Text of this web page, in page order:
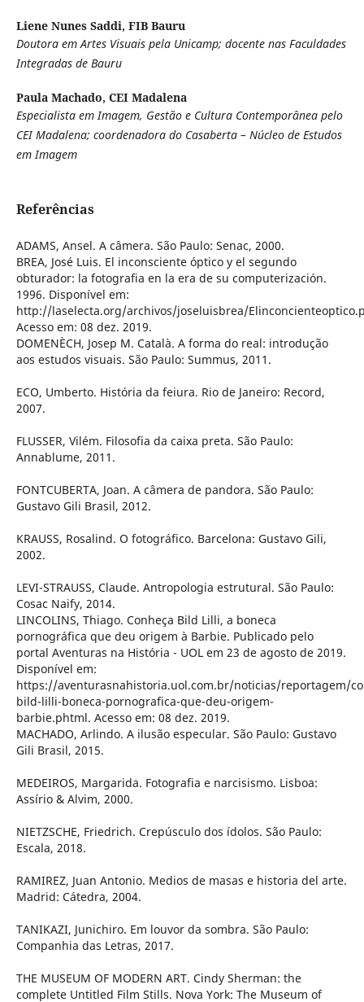
Liene Nunes Saddi, FIB Bauru
Doutora em Artes Visuais pela Unicamp; docente nas Faculdades
Integradas de Bauru
Paula Machado, CEI Madalena
Especialista em Imagem, Gestão e Cultura Contemporânea pelo
CEI Madalena; coordenadora do Casaberta – Núcleo de Estudos
em Imagem
Referências
ADAMS, Ansel. A câmera. São Paulo: Senac, 2000.
BREA, José Luis. El inconsciente óptico y el segundo
obturador: la fotografia en la era de su computerización.
1996. Disponível em:
http://laselecta.org/archivos/joseluisbrea/
Acesso em: 08 dez. 2019.
DOMENÈCH, Josep M. Català. A forma do real: introdução
aos estudos visuais. São Paulo: Summus, 2011.
ECO, Umberto. História da feiura. Rio de Janeiro: Record,
2007.
FLUSSER, Vilém. Filosofia da caixa preta. São Paulo:
Annablume, 2011.
FONTCUBERTA, Joan. A câmera de pandora. São Paulo:
Gustavo Gili Brasil, 2012.
KRAUSS, Rosalind. O fotográfico. Barcelona: Gustavo Gili,
2002.
LEVI-STRAUSS, Claude. Antropologia estrutural. São Paulo:
Cosac Naify, 2014.
LINCOLINS, Thiago. Conheça Bild Lilli, a boneca
pornográfica que deu origem à Barbie. Publicado pelo
portal Aventuras na História - UOL em 23 de agosto de 2019.
Disponível em:
https://aventurasnahistoria.uol.com.br/noticias/reportagem/
bild-lilli-boneca-pornografica-que-deu-origem-
barbie.phtml. Acesso em: 08 dez. 2019.
MACHADO, Arlindo. A ilusão especular. São Paulo: Gustavo
Gili Brasil, 2015.
MEDEIROS, Margarida. Fotografia e narcisismo. Lisboa:
Assírio & Alvim, 2000.
NIETZSCHE, Friedrich. Crepúsculo dos ídolos. São Paulo:
Escala, 2018.
RAMIREZ, Juan Antonio. Medios de masas e historia del arte.
Madrid: Cátedra, 2004.
TANIKAZI, Junichiro. Em louvor da sombra. São Paulo:
Companhia das Letras, 2017.
THE MUSEUM OF MODERN ART. Cindy Sherman: the
complete Untitled Film Stills. Nova York: The Museum of